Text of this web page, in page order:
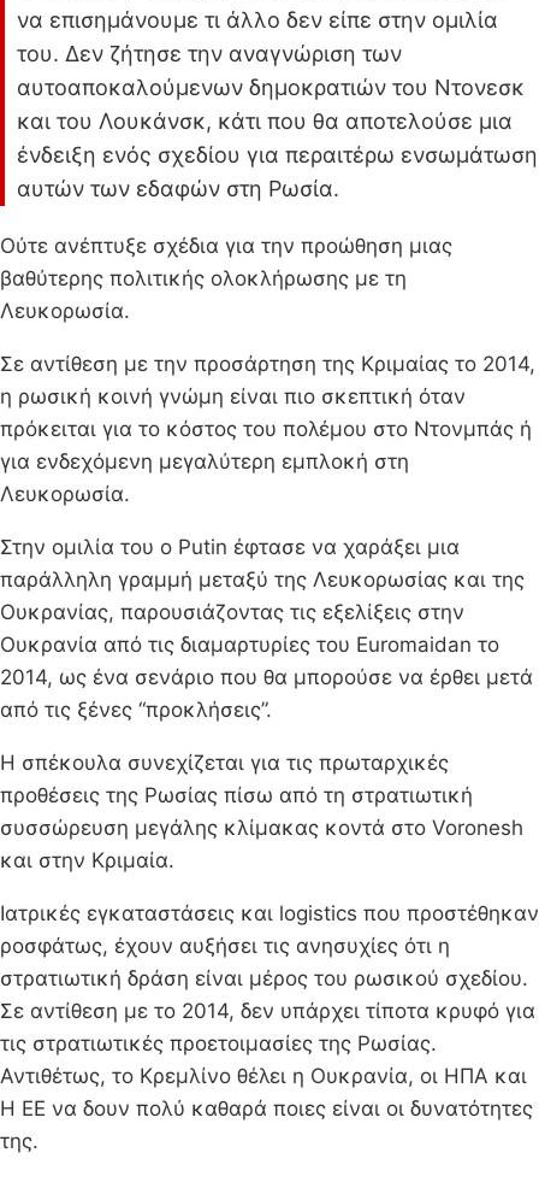
να επισημάνουμε τι άλλο δεν είπε στην ομιλία
του. Δεν ζήτησε την αναγνώριση των
αυτοαποκαλούμενων δημοκρατιών του Ντονεσκ
και του Λουκάνσκ, κάτι που θα αποτελούσε μια
ένδειξη ενός σχεδίου για περαιτέρω ενσωμάτωση
αυτών των εδαφών στη Ρωσία.
Ούτε ανέπτυξε σχέδια για την προώθηση μιας
βαθύτερης πολιτικής ολοκλήρωσης με τη
Λευκορωσία.
Σε αντίθεση με την προσάρτηση της Κριμαίας το 2014,
η ρωσική κοινή γνώμη είναι πιο σκεπτική όταν
πρόκειται για το κόστος του πολέμου στο Ντονμπάς ή
για ενδεχόμενη μεγαλύτερη εμπλοκή στη
Λευκορωσία.
Στην ομιλία του ο Putin έφτασε να χαράξει μια
παράλληλη γραμμή μεταξύ της Λευκορωσίας και της
Ουκρανίας, παρουσιάζοντας τις εξελίξεις στην
Ουκρανία από τις διαμαρτυρίες του Euromaidan το
2014, ως ένα σενάριο που θα μπορούσε να έρθει μετά
από τις ξένες “προκλήσεις”.
Η σπέκουλα συνεχίζεται για τις πρωταρχικές
προθέσεις της Ρωσίας πίσω από τη στρατιωτική
συσσώρευση μεγάλης κλίμακας κοντά στο Voronesh
και στην Κριμαία.
Ιατρικές εγκαταστάσεις και logistics που προστέθηκαν
ροσφάτως, έχουν αυξήσει τις ανησυχίες ότι η
στρατιωτική δράση είναι μέρος του ρωσικού σχεδίου.
Σε αντίθεση με το 2014, δεν υπάρχει τίποτα κρυφό για
τις στρατιωτικές προετοιμασίες της Ρωσίας.
Αντιθέτως, το Κρεμλίνο θέλει η Ουκρανία, οι ΗΠΑ και
Η ΕΕ να δουν πολύ καθαρά ποιες είναι οι δυνατότητες
της.